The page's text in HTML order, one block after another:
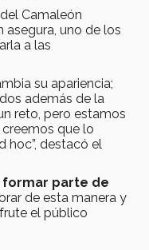
Camaleón
asegura, uno de los
a las
su apariencia;
además de la
reto, pero estamos
que lo
hoc”, destacó el
parte de
de esta manera y
el público